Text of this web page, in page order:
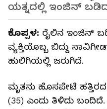
ಯತ್ನದಲ್ಲಿ ಇಂಜಿನ್
ಕೊಪ್ಪಳ: ರೈಲಿನ ಇಂಜಿನ್
ವ್ಯಕ್ತಿಯೊಬ್ಬ ಬಿದ್ದು
ಹುಲಿಗಿಯಲ್ಲಿ ಜರುಗಿದೆ.
ಮೃತನು ಹೊಸಪೇಟೆ
(35) ಎಂದು ತಿಳಿದು